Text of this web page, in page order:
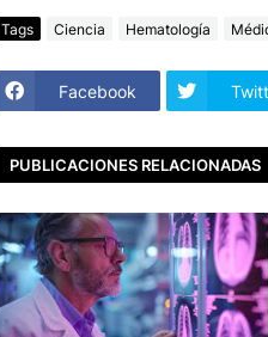
Tags Ciencia Hematología
Facebook
PUBLICACIONES RELACIONADAS